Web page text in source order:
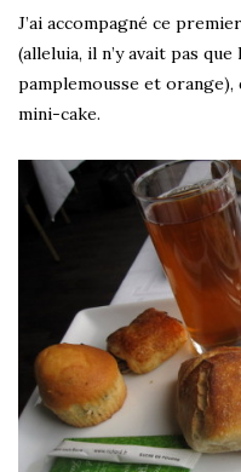
J’ai accompagné ce
(alleluia, il n’y avait pas
pamplemousse et orange),
mini-cake.